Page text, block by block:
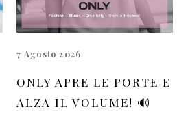
7 Agosto 2026
ONLY APRE LE PORTE E
ALZA IL VOLUME! 🔊